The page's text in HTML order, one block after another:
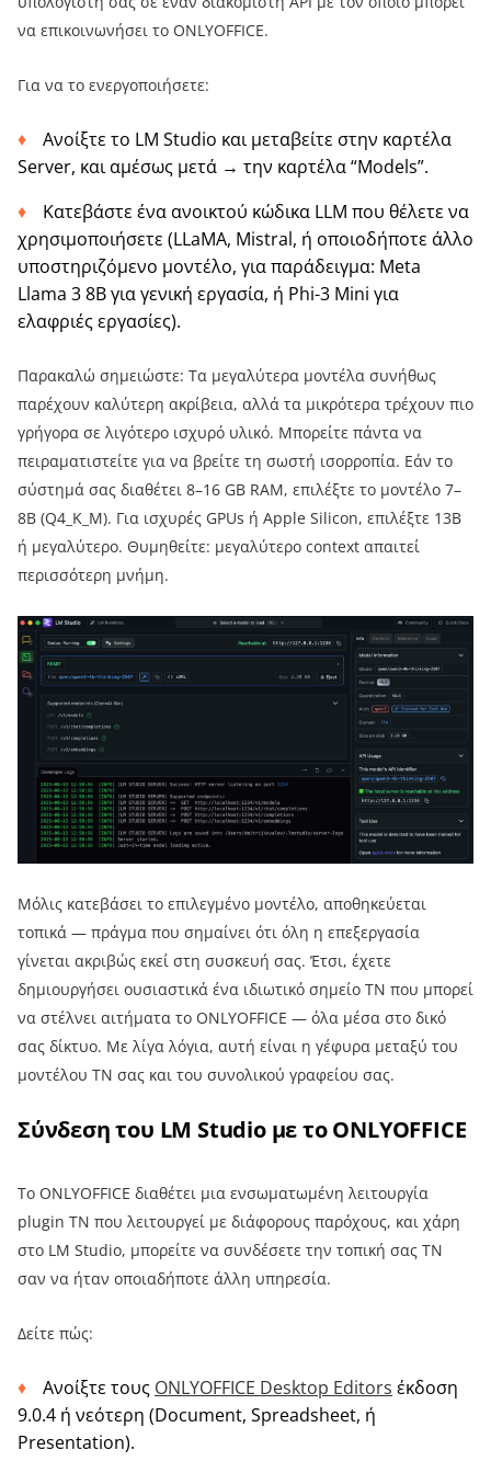
να επικοινωνήσει το ONLYOFFICE.
Για να το ενεργοποιήσετε:
Ανοίξτε το LM Studio και μεταβείτε στην καρτέλα
Server, και αμέσως μετά → την καρτέλα “Models”.
Κατεβάστε ένα ανοικτού κώδικα LLM που θέλετε να
χρησιμοποιήσετε (LLaMA, Mistral, ή οποιοδήποτε άλλο
υποστηριζόμενο μοντέλο, για παράδειγμα: Meta
Llama 3 8B για γενική εργασία, ή Phi-3 Mini για
ελαφριές εργασίες).
Παρακαλώ σημειώστε: Τα μεγαλύτερα μοντέλα συνήθως
παρέχουν καλύτερη ακρίβεια, αλλά τα μικρότερα τρέχουν πιο
γρήγορα σε λιγότερο ισχυρό υλικό. Μπορείτε πάντα να
πειραματιστείτε για να βρείτε τη σωστή ισορροπία. Εάν το
σύστημά σας διαθέτει 8–16 GB RAM, επιλέξτε το μοντέλο 7–
8B (Q4_K_M). Για ισχυρές GPUs ή Apple Silicon, επιλέξτε 13B
ή μεγαλύτερο. Θυμηθείτε: μεγαλύτερο context απαιτεί
περισσότερη μνήμη.
Μόλις κατεβάσει το επιλεγμένο μοντέλο, αποθηκεύεται
τοπικά — πράγμα που σημαίνει ότι όλη η επεξεργασία
γίνεται ακριβώς εκεί στη συσκευή σας. Έτσι, έχετε
δημιουργήσει ουσιαστικά ένα ιδιωτικό σημείο ΤΝ που μπορεί
να στέλνει αιτήματα το ONLYOFFICE — όλα μέσα στο δικό
σας δίκτυο. Με λίγα λόγια, αυτή είναι η γέφυρα μεταξύ του
μοντέλου ΤΝ σας και του συνολικού γραφείου σας.
Σύνδεση του LM Studio με το ONLYOFFICE
Το ONLYOFFICE διαθέτει μια ενσωματωμένη λειτουργία
plugin ΤΝ που λειτουργεί με διάφορους παρόχους, και χάρη
στο LM Studio, μπορείτε να συνδέσετε την τοπική σας ΤΝ
σαν να ήταν οποιαδήποτε άλλη υπηρεσία.
Δείτε πώς:
Ανοίξτε τους ONLYOFFICE Desktop Editors έκδοση
9.0.4 ή νεότερη (Document, Spreadsheet, ή
Presentation).